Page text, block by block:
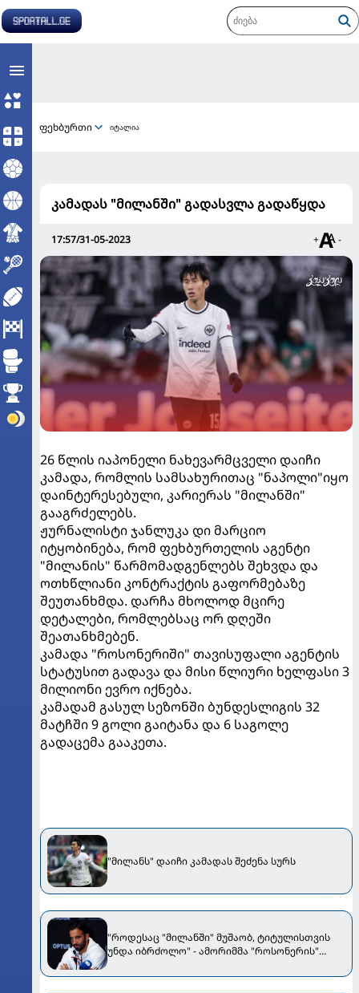
ფეხბურთი იტალია
კამადას "მილანში" გადასვლა გადაწყდა
17:57/31-05-2023 + -
26 წლის იაპონელი ნახევარმცველი დაიჩი
კამადა, რომლის სამსახურითაც "ნაპოლი"იყო
დაინტერესებული, კარიერას "მილანში"
გააგრძელებს.
ჟურნალისტი ჯანლუკა დი მარციო
იტყობინება, რომ ფეხბურთელის აგენტი
"მილანის" წარმომადგენლებს შეხვდა და
ოთხწლიანი კონტრაქტის გაფორმებაზე
შეუთანხმდა. დარჩა მხოლოდ მცირე
დეტალები, რომლებსაც ორ დღეში
შეათანხმებენ.
კამადა "როსონერიში" თავისუფალი აგენტის
სტატუსით გადავა და მისი წლიური ხელფასი 3
მილიონი ევრო იქნება.
კამადამ გასულ სეზონში ბუნდესლიგის 32
მატჩში 9 გოლი გაიტანა და 6 საგოლე
გადაცემა გააკეთა.
"მილანს" დაიჩი კამადას შეძენა სურს
"როდესაც "მილანში" მუშაობ, ტიტულისთვის
უნდა იბრძოლო" - ამორიმმა "როსონერის"